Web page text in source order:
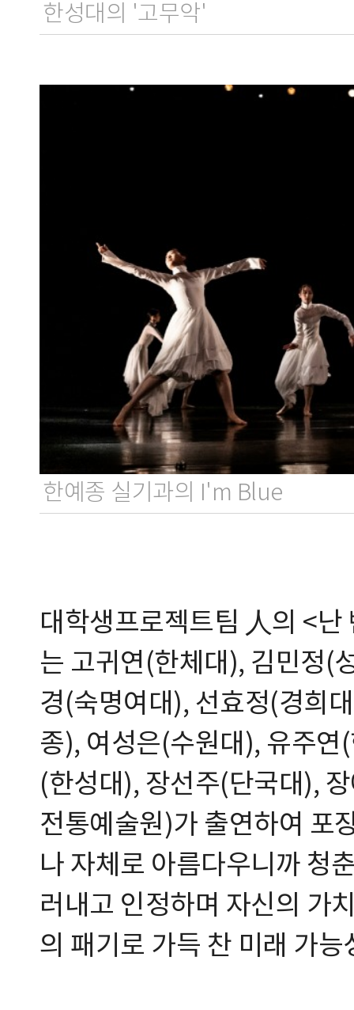
한성대의 '고무악'
한예종 실기과의 I'm Blue
대학생프로젝트팀 人의 <난
는 고귀연(한체대), 김민정(
경(숙명여대), 선효정(경희
종), 여성은(수원대), 유주
(한성대), 장선주(단국대),
전통예술원)가 출연하여 포
나 자체로 아름다우니까 청
러내고 인정하며 자신의 가
의 패기로 가득 찬 미래 가